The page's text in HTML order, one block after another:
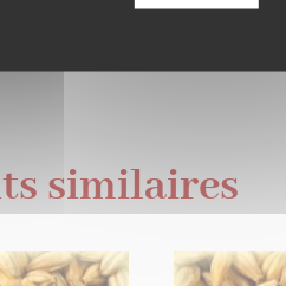
bio 5kg est conditionné en
similaires